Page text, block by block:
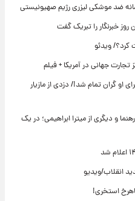
ضد موشکی لیزری رژیم صهیونیستی
روز خبرنگار را تبریک گفت
کرد؟/ ویدئو
جهانی در آمریکا + فیلم
او گران تمام شد!/ دزدی از مازیار
و دیگری از میترا ابراهیمی؛ در یک
انقلاب/ویدیو
استخری!